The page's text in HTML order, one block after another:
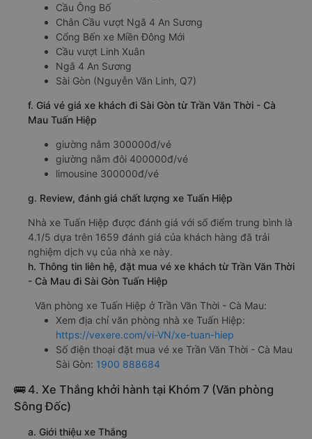
Cầu Ông Bố
Chân Cầu vượt Ngã 4 An Sương
Cổng Bến xe Miền Đông Mới
Cầu vượt Linh Xuân
Ngã 4 An Sương
Sài Gòn (Nguyễn Văn Linh, Q7)
f. Giá vé giá xe khách đi Sài Gòn từ Trần Văn Thời - Cà
Mau Tuấn Hiệp
giường nằm 300000đ/vé
giường nằm đôi 400000đ/vé
limousine 300000đ/vé
g. Review, đánh giá chất lượng xe Tuấn Hiệp
Nhà xe Tuấn Hiệp được đánh giá với số điểm trung bình là
4.1/5 dựa trên 1659 đánh giá của khách hàng đã trải
nghiệm dịch vụ của nhà xe này.
h. Thông tin liên hệ, đặt mua vé xe khách từ Trần Văn Thời
- Cà Mau đi Sài Gòn Tuấn Hiệp
Văn phòng xe Tuấn Hiệp ở Trần Văn Thời - Cà Mau:
Xem địa chỉ văn phòng nhà xe Tuấn Hiệp:
https://vexere.com/vi-VN/xe-tuan-hiep
Số điện thoại đặt mua vé xe Trần Văn Thời - Cà Mau
Sài Gòn: 1900 888684
🚌 4. Xe Thắng khởi hành tại Khóm 7 (Văn phòng
Sông Đốc)
a. Giới thiệu xe Thắng